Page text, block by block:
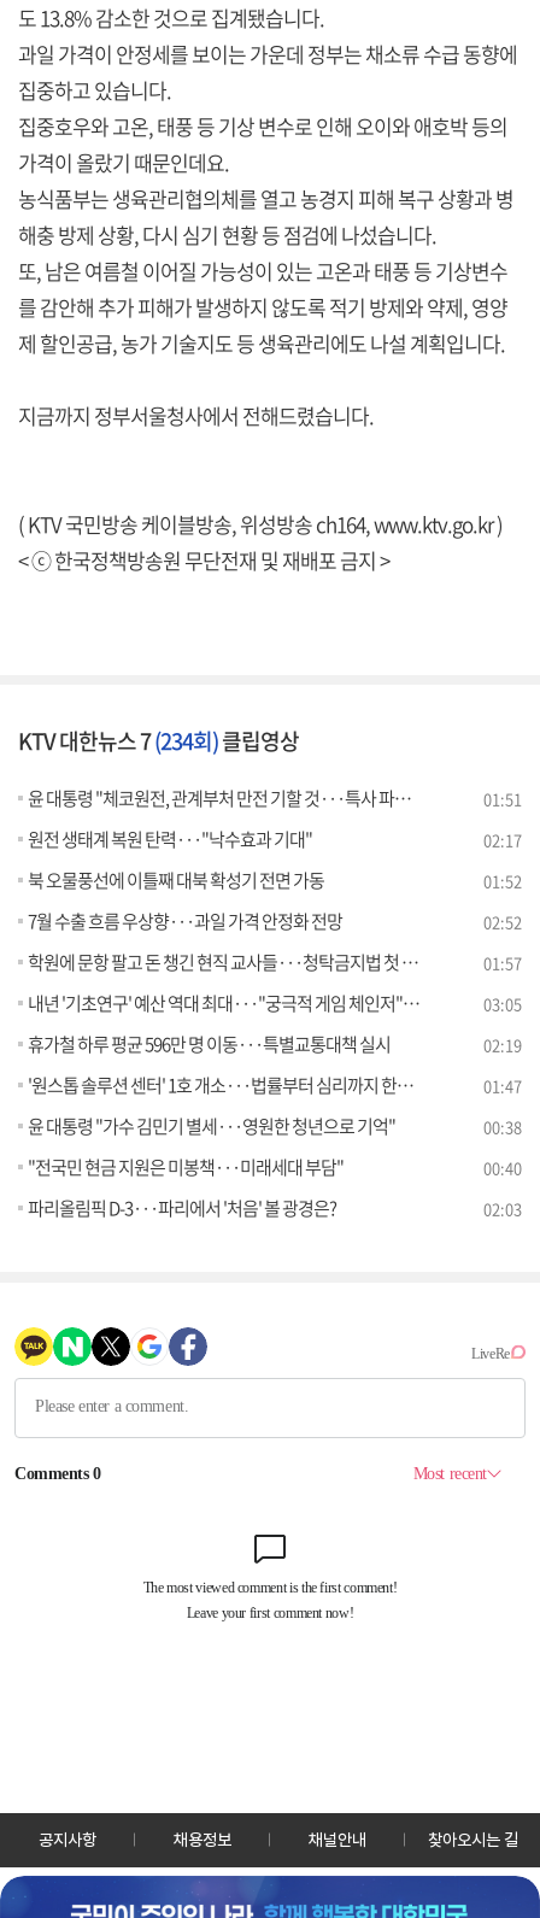
도 13.8% 감소한 것으로 집계됐습니다.
과일 가격이 안정세를 보이는 가운데 정부는 채소류 수급 동향에
집중하고 있습니다.
집중호우와 고온, 태풍 등 기상 변수로 인해 오이와 애호박 등의
가격이 올랐기 때문인데요.
농식품부는 생육관리협의체를 열고 농경지 피해 복구 상황과 병
해충 방제 상황, 다시 심기 현황 등 점검에 나섰습니다.
또, 남은 여름철 이어질 가능성이 있는 고온과 태풍 등 기상변수
를 감안해 추가 피해가 발생하지 않도록 적기 방제와 약제, 영양
제 할인공급, 농가 기술지도 등 생육관리에도 나설 계획입니다.
지금까지 정부서울청사에서 전해드렸습니다.
( KTV 국민방송 케이블방송, 위성방송 ch164,www.ktv.go.kr)
< ⓒ 한국정책방송원 무단전재 및 재배포 금지 >
KTV 대한뉴스 7(234회)클립영상
윤 대통령 "체코원전, 관계부처 만전 기할 것···특사 파견 검토" 01:51
원전 생태계 복원 탄력···"낙수효과 기대" 02:17
북 오물풍선에 이틀째 대북 확성기 전면 가동 01:52
7월 수출 흐름 우상향···과일 가격 안정화 전망 02:52
학원에 문항 팔고 돈 챙긴 현직 교사들···청탁금지법 첫 적용 01:57
내년 '기초연구' 예산 역대 최대···"궁극적 게임 체인저" [정책현장+] 03:05
휴가철 하루 평균 596만 명 이동···특별교통대책 실시 02:19
'원스톱 솔루션 센터' 1호 개소···법률부터 심리까지 한번에 01:47
윤 대통령 "가수 김민기 별세···영원한 청년으로 기억" 00:38
"전국민 현금 지원은 미봉책···미래세대 부담" 00:40
파리올림픽 D-3···파리에서 '처음' 볼 광경은? 02:03
공지사항 채용정보 채널안내 찾아오시는 길
30128 세종특별자치시 정부2청사로 13 한국정책방송원 KTV